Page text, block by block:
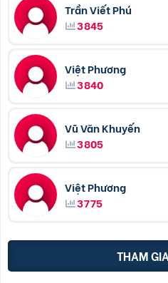
Trần Viết Phú
3845
Việt Phương
3840
Vũ Văn Khuyến
3805
Việt Phương
3775
THAM